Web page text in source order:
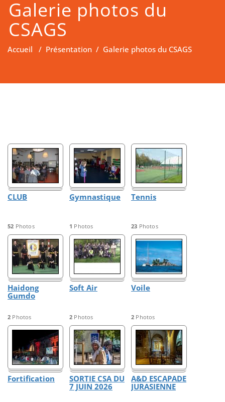
Galerie photos du
CSAGS
Accueil / Présentation / Galerie photos du CSAGS
CLUB
52 Photos
Gymnastique
1 Photos
Tennis
23 Photos
Haidong
Gumdo
2 Photos
Soft Air
2 Photos
Voile
2 Photos
Fortification
SORTIE CSA DU
7 JUIN 2026
A&D ESCAPADE
JURASIENNE